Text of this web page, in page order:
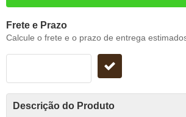
Frete e Prazo
Calcule o frete e o prazo de entrega
Descrição do Produto